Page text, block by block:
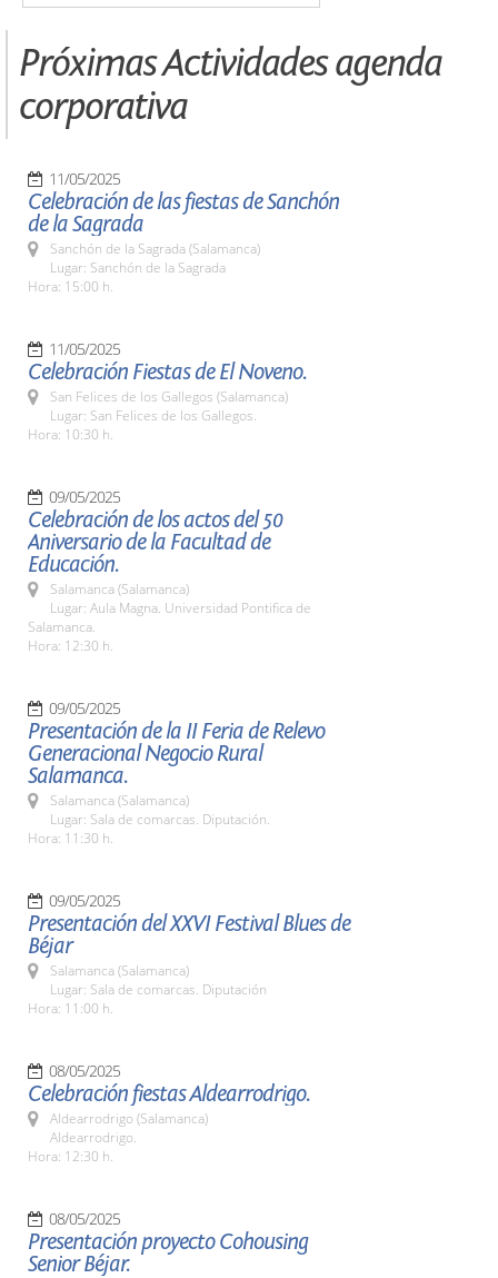
Próximas Actividades agenda
corporativa
11/05/2025
Celebración de las fiestas de Sanchón
de la Sagrada
Sanchón de la Sagrada (Salamanca)
Lugar: Sanchón de la Sagrada
Hora: 15:00 h.
11/05/2025
Celebración Fiestas de El Noveno.
San Felices de los Gallegos (Salamanca)
Lugar: San Felices de los Gallegos.
Hora: 10:30 h.
09/05/2025
Celebración de los actos del 50
Aniversario de la Facultad de
Educación.
Salamanca (Salamanca)
Lugar: Aula Magna. Universidad Pontifica de
Salamanca.
Hora: 12:30 h.
09/05/2025
Presentación de la II Feria de Relevo
Generacional Negocio Rural
Salamanca.
Salamanca (Salamanca)
Lugar: Sala de comarcas. Diputación.
Hora: 11:30 h.
09/05/2025
Presentación del XXVI Festival Blues de
Béjar
Salamanca (Salamanca)
Lugar: Sala de comarcas. Diputación
Hora: 11:00 h.
08/05/2025
Celebración fiestas Aldearrodrigo.
Aldearrodrigo (Salamanca)
Aldearrodrigo.
Hora: 12:30 h.
08/05/2025
Presentación proyecto Cohousing
Senior Béjar.